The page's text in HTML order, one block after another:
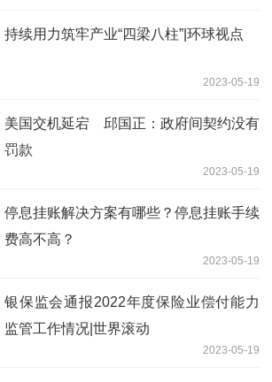
持续用力筑牢产业“四梁八柱”|环球视点
2023-05-19
美国交机延宕 邱国正：政府间契约没有
罚款
2023-05-19
停息挂账解决方案有哪些？停息挂账手续
费高不高？
2023-05-19
银保监会通报2022年度保险业偿付能力
监管工作情况|世界滚动
2023-05-19